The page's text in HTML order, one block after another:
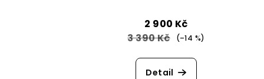
2 900 Kč
3 390 Kč
(–14 %)
Detail